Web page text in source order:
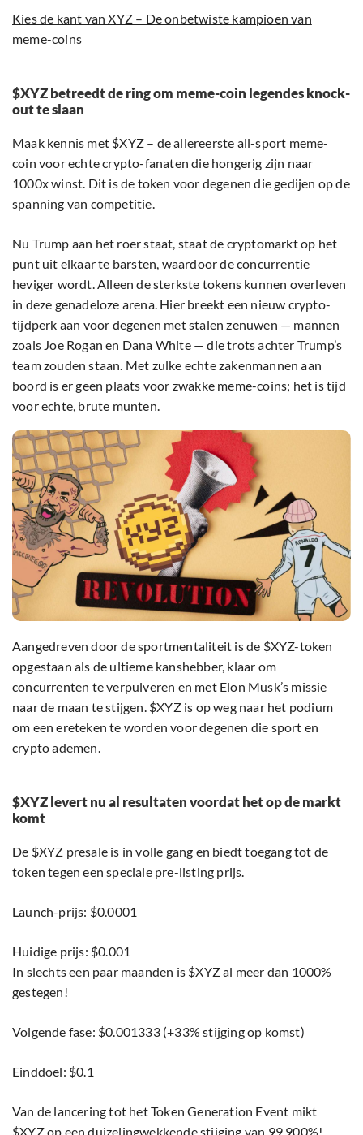
Kies de kant van XYZ – De onbetwiste kampioen van
meme-coins
$XYZ betreedt de ring om meme-coin legendes knock-
out te slaan
Maak kennis met $XYZ – de allereerste all-sport meme-
coin voor echte crypto-fanaten die hongerig zijn naar
1000x winst. Dit is de token voor degenen die gedijen op de
spanning van competitie.
Nu Trump aan het roer staat, staat de cryptomarkt op het
punt uit elkaar te barsten, waardoor de concurrentie
heviger wordt. Alleen de sterkste tokens kunnen overleven
in deze genadeloze arena. Hier breekt een nieuw crypto-
tijdperk aan voor degenen met stalen zenuwen — mannen
zoals Joe Rogan en Dana White — die trots achter Trump’s
team zouden staan. Met zulke echte zakenmannen aan
boord is er geen plaats voor zwakke meme-coins; het is tijd
voor echte, brute munten.
Aangedreven door de sportmentaliteit is de $XYZ-token
opgestaan als de ultieme kanshebber, klaar om
concurrenten te verpulveren en met Elon Musk’s missie
naar de maan te stijgen. $XYZ is op weg naar het podium
om een ereteken te worden voor degenen die sport en
crypto ademen.
$XYZ levert nu al resultaten voordat het op de markt
komt
De $XYZ presale is in volle gang en biedt toegang tot de
token tegen een speciale pre-listing prijs.
Launch-prijs: $0.0001
Huidige prijs: $0.001
In slechts een paar maanden is $XYZ al meer dan 1000%
gestegen!
Volgende fase: $0.001333 (+33% stijging op komst)
Einddoel: $0.1
Van de lancering tot het Token Generation Event mikt
$XYZ op een duizelingwekkende stijging van 99.900%!